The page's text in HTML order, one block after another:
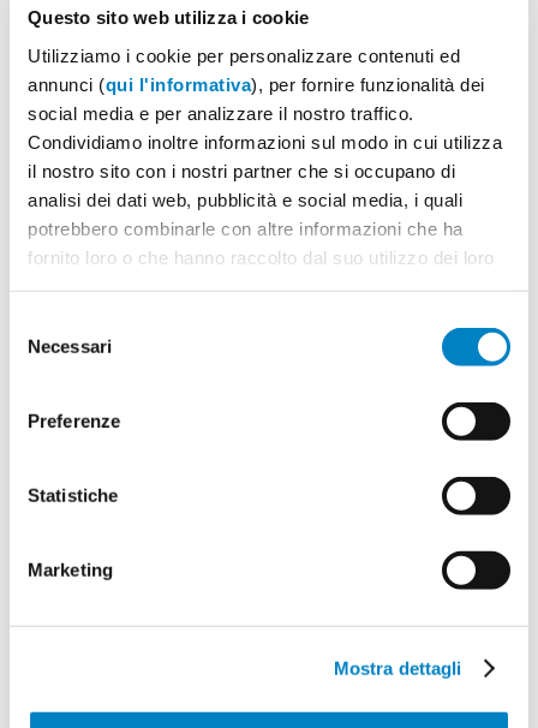
Questo sito web utilizza i cookie
Utilizziamo i cookie per personalizzare contenuti ed
annunci (qui l'informativa), per fornire funzionalità dei
social media e per analizzare il nostro traffico.
Condividiamo inoltre informazioni sul modo in cui utilizza
il nostro sito con i nostri partner che si occupano di
analisi dei dati web, pubblicità e social media, i quali
potrebbero combinarle con altre informazioni che ha
fornito loro o che hanno raccolto dal suo utilizzo dei loro
delNecessari
Preferenze
Statistiche
Marketing
Mostra dettagli
2 Quantità
Minimo: 100
3 Il tuo logo / grafica (opzionale)
comunque farlo successivamente.
Prezzo: €94,00+ IVA